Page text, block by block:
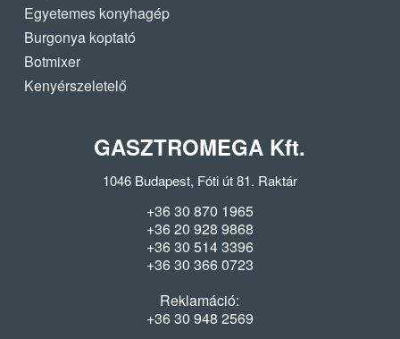
Egyetemes konyhagép
Burgonya koptató
Botmixer
Kenyérszeletelő
GASZTROMEGA Kft.
1046 Budapest, Fóti út 81. Raktár
+36 30 870 1965
+36 20 928 9868
+36 30 514 3396
+36 30 366 0723
Reklamáció:
+36 30 948 2569